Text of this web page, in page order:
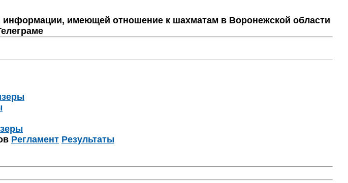
имеющей отношение к шахматам в Воронежской области
Регламент Результаты